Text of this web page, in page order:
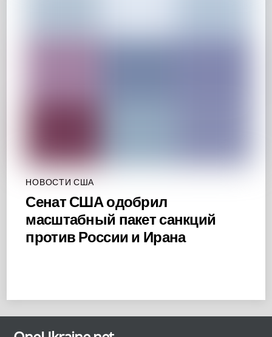
НОВОСТИ США
Сенат США одобрил
масштабный пакет санкций
против России и Ирана